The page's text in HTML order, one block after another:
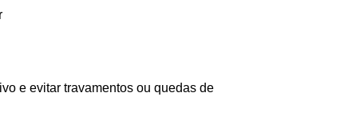
e evitar travamentos ou quedas de